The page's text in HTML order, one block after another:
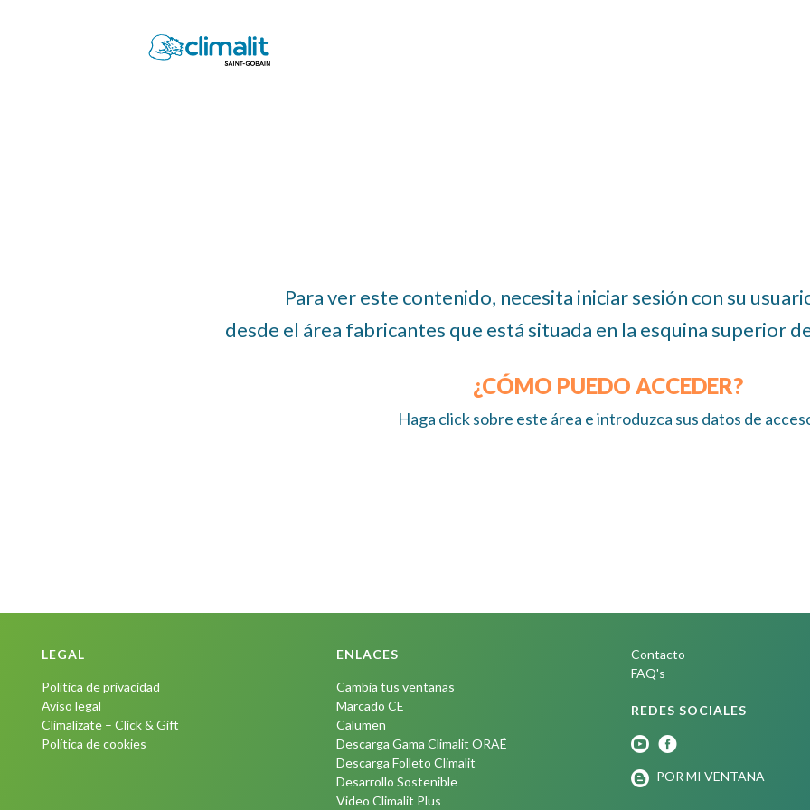
Para ver este contenido, necesita iniciar sesión con su
desde el área fabricantes que está situada en la esquina superior
¿CÓMO PUEDO ACCEDER?
Haga click sobre este área e introduzca sus datos de
LEGAL
Política de privacidad
Aviso legal
Climalízate – Click & Gift
Política de cookies
ENLACES
Cambia tus ventanas
Marcado CE
Calumen
Descarga Gama Climalit ORAÉ
Descarga Folleto Climalit
Desarrollo Sostenible
Video Climalit Plus
Contacto
FAQ's
REDES SOCIALES
POR MI VENTANA